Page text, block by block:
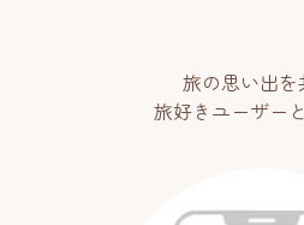
旅の思い出を
旅好きユーザー